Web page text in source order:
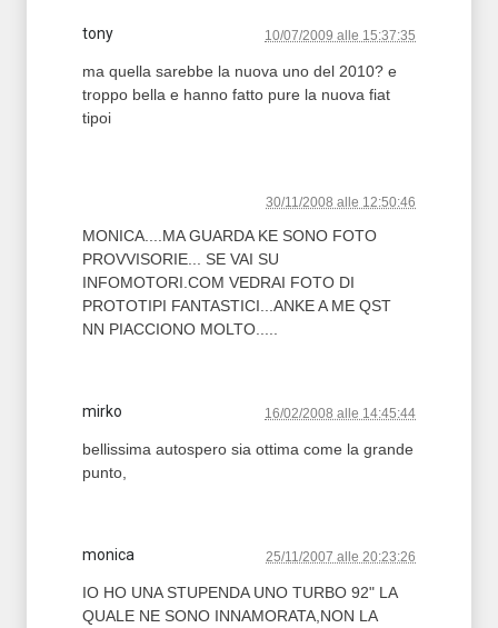
tony 10/07/2009 alle 15:37:35
ma quella sarebbe la nuova uno del 2010? e
troppo bella e hanno fatto pure la nuova fiat
tipoi
30/11/2008 alle 12:50:46
MONICA....MA GUARDA KE SONO FOTO
PROVVISORIE... SE VAI SU
INFOMOTORI.COM VEDRAI FOTO DI
PROTOTIPI FANTASTICI...ANKE A ME QST
NN PIACCIONO MOLTO.....
mirko 16/02/2008 alle 14:45:44
bellissima autospero sia ottima come la grande
punto,
monica 25/11/2007 alle 20:23:26
IO HO UNA STUPENDA UNO TURBO 92" LA
QUALE NE SONO INNAMORATA,NON LA